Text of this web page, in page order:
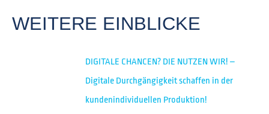
WEITERE EINBLICKE
DIGITALE CHANCEN? DIE NUTZEN WIR! –
Digitale Durchgängigkeit schaffen in der
kundenindividuellen Produktion!